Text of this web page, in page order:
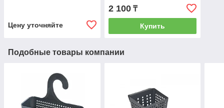
Цену уточняйте
2 100₸
Купить
Подобные товары компании